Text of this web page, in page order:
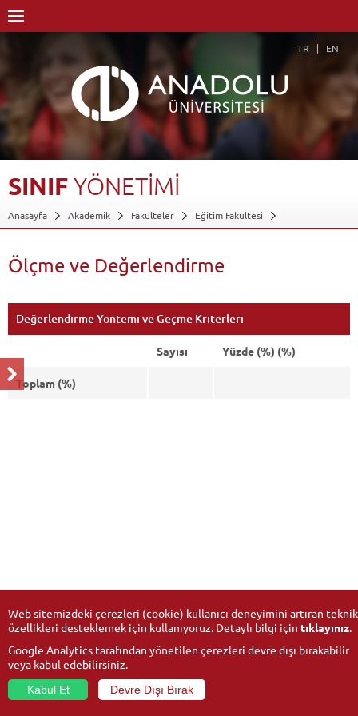
TR EN
SINIFYÖNETİMİ
Anasayfa Akademik Fakülteler
Eğitim Fakültesi
Dersler - AKTS Kredileri
Sınıf Yönetimi
Ölçme ve Değerlendirme
Değerlendirme Yöntemi ve Geçme Kriterleri
Sayısı Yüzde (%) (%)
Toplam (%)
Web sitemizdeki çerezleri (cookie) kullanıcı deneyimini artıran teknik
özellikleri desteklemek için kullanıyoruz. Detaylı bilgi için tıklayınız.
Google Analytics tarafından yönetilen çerezleri devre dışı bırakabilir
veya kabul edebilirsiniz.
Kabul Et
Devre Dışı Bırak
© 2026Anadolu Üniversitesi- Tüm hakları saklıdır.